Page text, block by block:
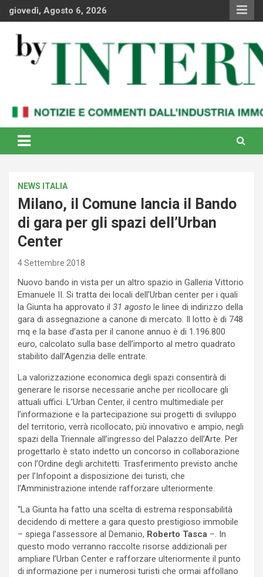
Skipgiovedì, Agosto 6, 2026
By Internews
internazionale
NEWS ITALIA
Milano, il Comune lancia il Bando
di gara per gli spazi dell’Urban
Center
4 Settembre 2018
Nuovo bando in vista per un altro spazio in Galleria Vittorio
Emanuele II. Si tratta dei locali dell’Urban center per i quali
la Giunta ha approvato il 31 agosto le linee di indirizzo della
gara di assegnazione a canone di mercato. Il lotto è di 748
mq e la base d’asta per il canone annuo è di 1.196.800
euro, calcolato sulla base dell’importo al metro quadrato
stabilito dall’Agenzia delle entrate.
La valorizzazione economica degli spazi consentirà di
generare le risorse necessarie anche per ricollocare gli
attuali uffici. L’Urban Center, il centro multimediale per
l’informazione e la partecipazione sui progetti di sviluppo
del territorio, verrà ricollocato, più innovativo e ampio, negli
spazi della Triennale all’ingresso del Palazzo dell’Arte. Per
progettarlo è stato indetto un concorso in collaborazione
con l’Ordine degli architetti. Trasferimento previsto anche
per l’Infopoint a disposizione dei turisti, che
l’Amministrazione intende rafforzare ulteriormente.
“La Giunta ha fatto una scelta di estrema responsabilità
decidendo di mettere a gara questo prestigioso immobile
– spiega l’assessore al Demanio, Roberto Tasca –. In
questo modo verranno raccolte risorse addizionali per
ampliare l’Urban Center e rafforzare ulteriormente il punto
di informazione per i numerosi turisti che ormai affollano